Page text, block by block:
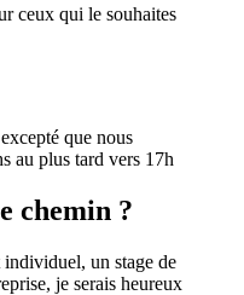
ceux qui le souhaites
que nous
au plus tard vers 17h
chemin ?
un stage de
je serais heureux